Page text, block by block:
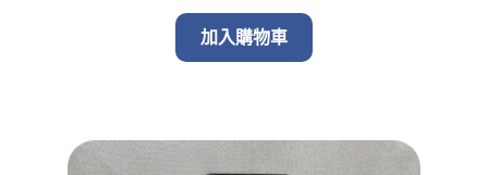
加入購物車